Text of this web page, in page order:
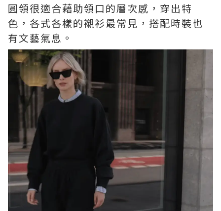
圓領很適合藉助領口的層次感，穿出特
色，各式各樣的襯衫最常見，搭配時裝也
有文藝氣息。